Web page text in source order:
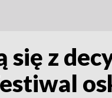
się z